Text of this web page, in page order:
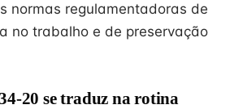
normas regulamentadoras de
no trabalho e de preservação
20 se traduz na rotina